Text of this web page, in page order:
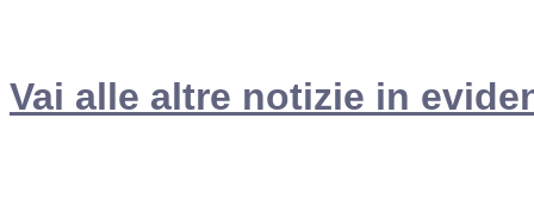
Vai alle altre notizie in